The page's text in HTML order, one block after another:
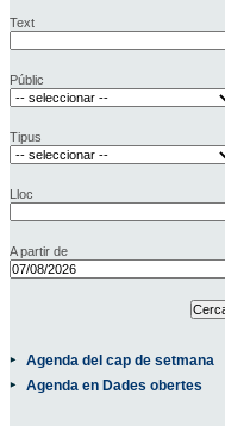
Text
Públic
Tipus
Lloc
A partir de
Agenda del cap de setmana
Agenda en Dades obertes